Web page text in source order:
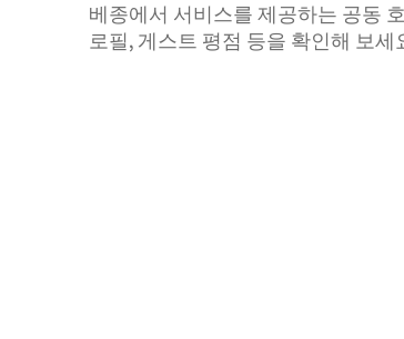
베종에서 서비스를 제공하는 공⁠동
로필, 게스트 평점 등을 확⁠인⁠해 보⁠세⁠